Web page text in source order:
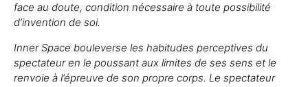
face au doute, condition nécessaire à toute possibilité
d’invention de soi.
Inner Space bouleverse les habitudes perceptives du
spectateur en le poussant aux limites de ses sens et le
renvoie à l’épreuve de son propre corps. Le spectateur